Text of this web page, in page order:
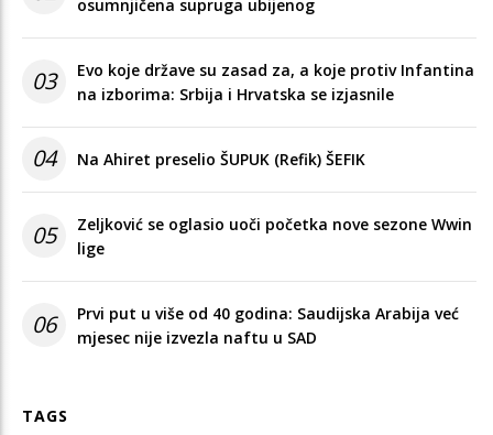
osumnjičena supruga ubijenog
03
Evo koje države su zasad za, a koje protiv Infantina
na izborima: Srbija i Hrvatska se izjasnile
04 Na Ahiret preselio ŠUPUK (Refik) ŠEFIK
05
Zeljković se oglasio uoči početka nove sezone Wwin
lige
06
Prvi put u više od 40 godina: Saudijska Arabija već
mjesec nije izvezla naftu u SAD
TAGS